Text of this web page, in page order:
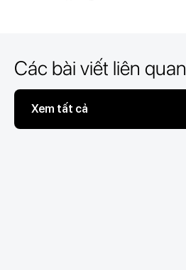
Các bài viết liên quan
Xem tất cả